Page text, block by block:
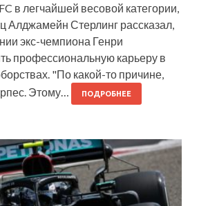
в легчайшей весовой категории,
Алджамейн Стерлинг рассказал,
экс-чемпиона Генри
профессиональную карьеру в
"По какой-то причине,
Этому…
ПОДРОБНЕЕ